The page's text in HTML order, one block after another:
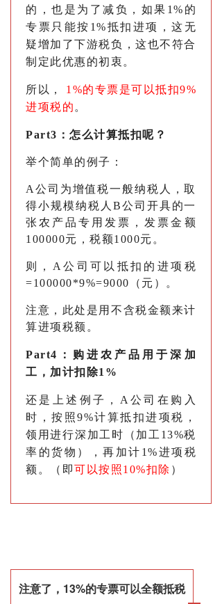
的，也是为了减负，如果1%的
专票只能按1%抵扣进项，这无
疑增加了下游税负，这也不符合
制定此优惠的初衷。
所以， 1%的专票是可以抵扣9%
进项税的 。
Part3： 怎么计算抵扣呢？
举个简单的例子：
A公司为增值税一般纳税人，取
得小规模纳税人B公司开具的一
张农产品专用发票，发票金额
100000元，税额1000元。
则，A公司可以抵扣的进项税
=100000*9%=9000（元）。
注意，此处是用不含税金额来计
算进项税额。
Part4： 购进农产品用于深加
工，加计扣除1%
还是上述例子，A公司在购入
时，按照9%计算抵扣进项税，
领用进行深加工时（加工13%税
率的货物），再加计1%进项税
额。（即可以按照10%扣除 ）
注意了，13%的专票可以全额抵税